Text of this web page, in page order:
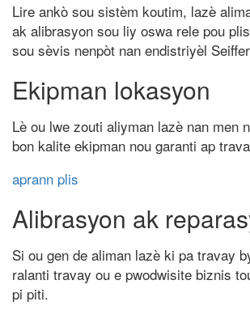
Lire ankò sou sistèm koutim, lazè
ak alibrasyon sou liy oswa rele pou
sou sèvis nenpòt nan endistriyèl
Ekipman lokasyon
Lè ou lwe zouti aliyman lazè nan men
bon kalite ekipman nou garanti ap
aprann plis
Alibrasyon ak
Si ou gen de aliman lazè ki pa travay
ralanti travay ou e pwodwisite biznis
pi piti.